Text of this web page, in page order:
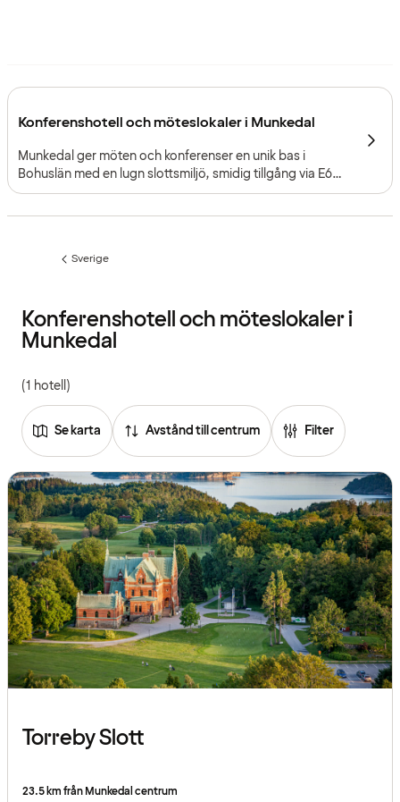
Konferenshotell och möteslokaler i Munkedal
Munkedal ger möten och konferenser en unik bas i
Bohuslän med en lugn slottsmiljö, smidig tillgång via E6
och en intim mötesmiljö anpassad för fokuserade
Föregående
Sverige
Konferenshotell och möteslokaler i
Munkedal
(1 hotell)
Se karta Avstånd till centrum Filter
Torreby Slott
23.5 km från Munkedal centrum